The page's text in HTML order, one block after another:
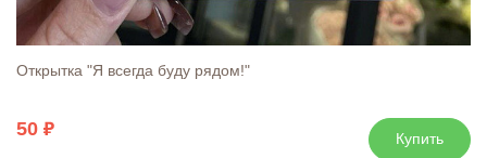
Открытка "Я всегда буду рядом!"
50 Купить